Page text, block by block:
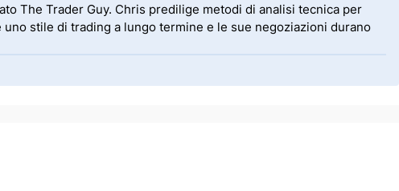
The Trader Guy. Chris predilige metodi di analisi tecnica per
stile di trading a lungo termine e le sue negoziazioni durano